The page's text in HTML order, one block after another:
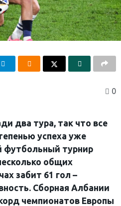
0
два тура, так что все
успеха уже
футбольный турнир
общих
забит 61 гол –
Сборная Албании
чемпионатов Европы